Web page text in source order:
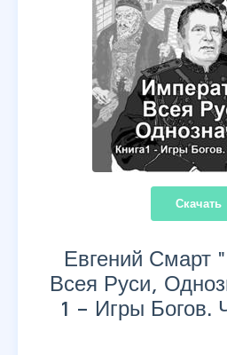
Скачать
Евгений Смарт "
Всея Руси,
1 – Игры Богов.